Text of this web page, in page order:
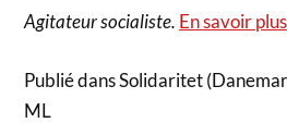
Agitateur socialiste. En savoir plus
Publié dans Solidaritet
ML